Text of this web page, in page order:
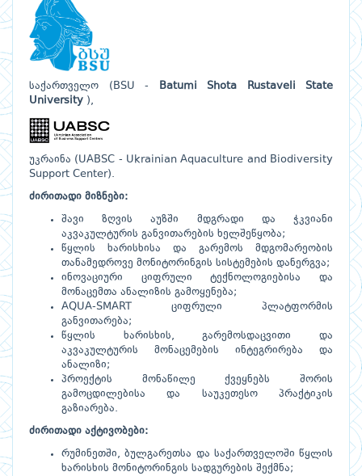
საქართველო (BSU -
Batumi Shota Rustaveli State
University ),
უკრაინა (UABSC - Ukrainian Aquaculture and Biodiversity
Support Center).
ძირითადი მიზნები:
შავი ზღვის აუზში მდგრადი და ჭკვიანი
აკვაკულტურის განვითარების ხელშეწყობა;
წყლის ხარისხისა და გარემოს მდგომარეობის
თანამედროვე მონიტორინგის სისტემების დანერგვა;
ინოვაციური ციფრული ტექნოლოგიებისა და
მონაცემთა ანალიზის გამოყენება;
AQUA-SMART ციფრული პლატფორმის
განვითარება;
წყლის ხარისხის, გარემოსდაცვითი და
აკვაკულტურის მონაცემების ინტეგრირება და
ანალიზი;
პროექტის მონაწილე ქვეყნებს შორის
გამოცდილებისა და საუკეთესო პრაქტიკის
გაზიარება.
ძირითადი აქტივობები:
რუმინეთში, ბულგარეთსა და საქართველოში წყლის
ხარისხის მონიტორინგის სადგურების შექმნა;